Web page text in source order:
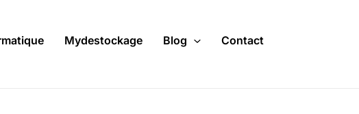
Mydestockage Blog Contact